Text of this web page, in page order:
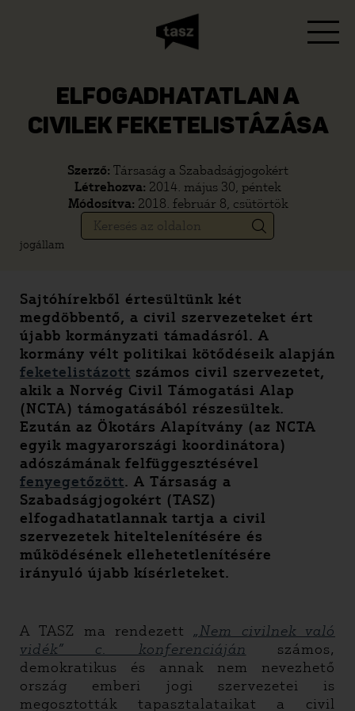
ELFOGADHATATLAN A
CIVILEK FEKETELISTÁZÁSA
Szerző: Társaság a Szabadságjogokért
Létrehozva: 2014. május 30, péntek
Módosítva: 2018. február 8, csütörtök
jogállam
Sajtóhírekből értesültünk két
megdöbbentő, a civil szervezeteket ért
újabb kormányzati támadásról. A
kormány vélt politikai kötődéseik alapján
feketelistázott számos civil szervezetet,
akik a Norvég Civil Támogatási Alap
(NCTA) támogatásából részesültek.
Ezután az Ökotárs Alapítvány (az NCTA
egyik magyarországi koordinátora)
adószámának felfüggesztésével
fenyegetőzött. A Társaság a
Szabadságjogokért (TASZ)
elfogadhatatlannak tartja a civil
szervezetek hiteltelenítésére és
működésének ellehetetlenítésére
irányuló újabb kísérleteket.
A TASZ ma rendezett „Nem civilnek való
vidék” c. konferenciáján számos,
demokratikus és annak nem nevezhető
ország emberi jogi szervezetei is
megosztották tapasztalataikat a civil